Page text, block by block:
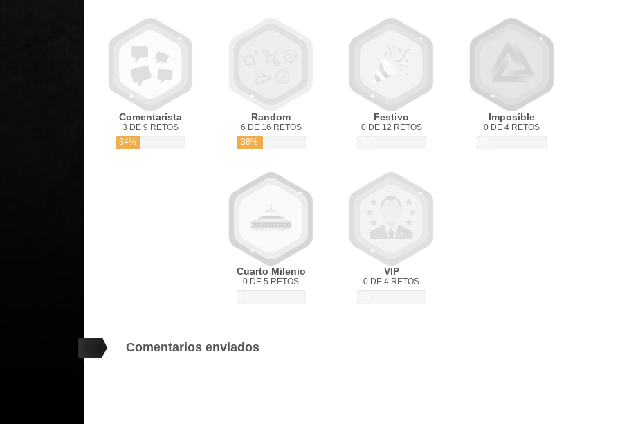
Comentarista
3 DE 9 RETOS
34%
Random
6 DE 16 RETOS
38%
Festivo
0 DE 12 RETOS
Imposible
0 DE 4 RETOS
Cuarto Milenio
0 DE 5 RETOS
VIP
0 DE 4 RETOS
Comentarios enviados